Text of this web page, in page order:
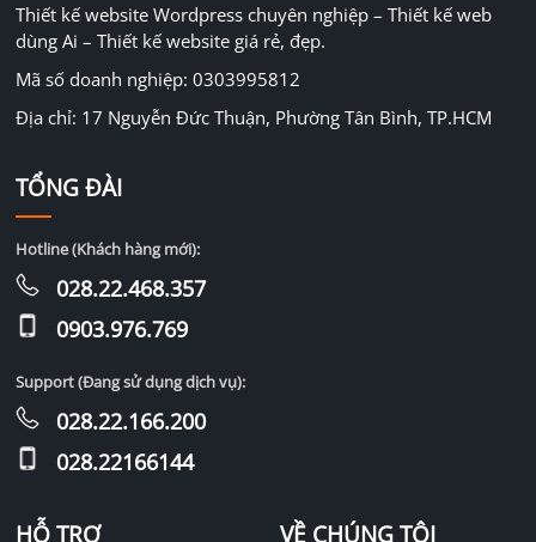
Thiết kế website Wordpress chuyên nghiệp – Thiết kế web
dùng Ai – Thiết kế website giá rẻ, đẹp.
Mã số doanh nghiệp: 0303995812
Địa chỉ: 17 Nguyễn Đức Thuận, Phường Tân Bình, TP.HCM
HỖ TRỢ VỀ CHÚNG TÔI
TỔNG ĐÀI
Hotline (Khách hàng mới):
028.22.468.357
0903.976.769
Support (Đang sử dụng dịch vụ):
028.22.166.200
028.22166144